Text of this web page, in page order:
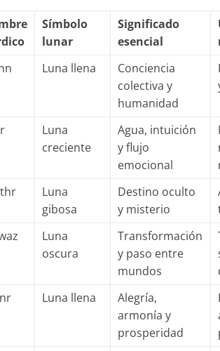
Símbolo
lunar
Significado
esencial
Luna llena
Conciencia
colectiva y
humanidad
Luna
creciente
Agua, intuición
y flujo
emocional
Luna
gibosa
Destino oculto
y misterio
Luna
oscura
Transformación
y paso entre
mundos
Luna llena
Alegría,
armonía y
prosperidad